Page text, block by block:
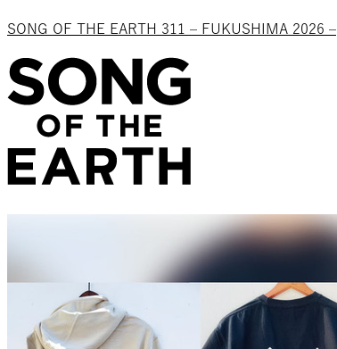
SONG OF THE EARTH 311 – FUKUSHIMA 2026 –